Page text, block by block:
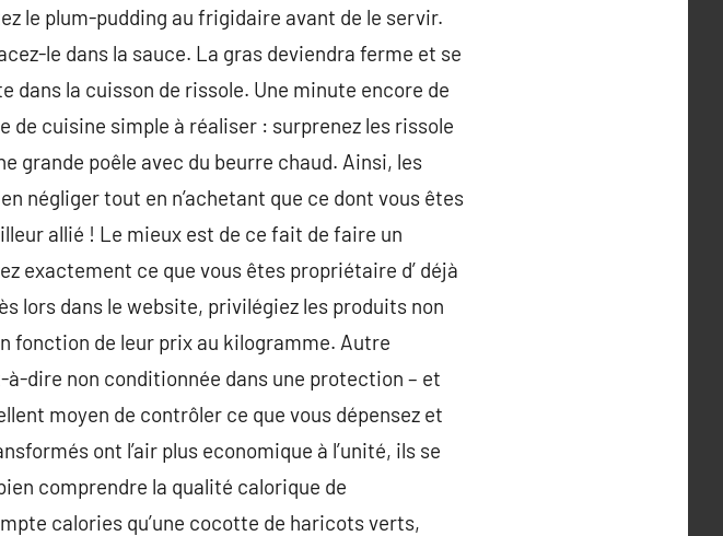
le plum-pudding au frigidaire avant de le servir.
le dans la sauce. La gras deviendra ferme et se
la cuisson de rissole. Une minute encore de
de cuisine simple à réaliser : surprenez les rissole
grande poêle avec du beurre chaud. Ainsi, les
négliger tout en n’achetant que ce dont vous êtes
allié ! Le mieux est de ce fait de faire un
exactement ce que vous êtes propriétaire d’ déjà
lors dans le website, privilégiez les produits non
fonction de leur prix au kilogramme. Autre
dire non conditionnée dans une protection – et
moyen de contrôler ce que vous dépensez et
ont l’air plus economique à l’unité, ils se
comprendre la qualité calorique de
calories qu’une cocotte de haricots verts,